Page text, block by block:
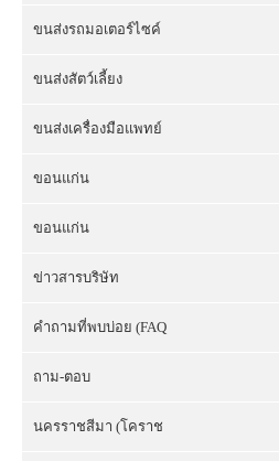
ขนส่งรถมอเตอร์ไซค์
ขนส่งสัตว์เลี้ยง
ขนส่งเครื่องมือแพทย์
ขอนแก่น
ขอนแก่น
ข่าวสารบริษัท
คำถามที่พบบ่อย (FAQ
ถาม-ตอบ
นครราชสีมา (โคราช